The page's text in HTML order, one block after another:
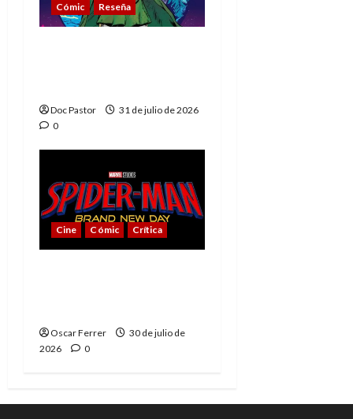
Cómic Reseña
Doc Pastor
31 de julio de 2026
0
Cine Cómic Crítica
Oscar Ferrer
30 de julio de
2026
0